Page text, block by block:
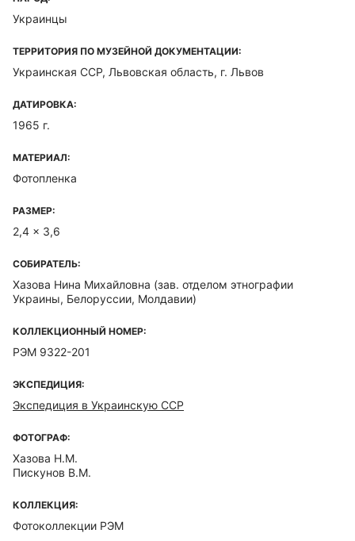
Украинцы
ТЕРРИТОРИЯ ПО МУЗЕЙНОЙ ДОКУМЕНТАЦИИ:
Украинская ССР, Львовская область, г. Львов
ДАТИРОВКА:
1965 г.
МАТЕРИАЛ:
Фотопленка
РАЗМЕР:
2,4 x 3,6
СОБИРАТЕЛЬ:
Хазова Нина Михайловна (зав. отделом этнографии
Украины, Белоруссии, Молдавии)
КОЛЛЕКЦИОННЫЙ НОМЕР:
РЭМ 9322-201
ЭКСПЕДИЦИЯ:
Экспедиция в Украинскую ССР
ФОТОГРАФ:
Хазова Н.М.
Пискунов В.М.
КОЛЛЕКЦИЯ:
Фотоколлекции РЭМ